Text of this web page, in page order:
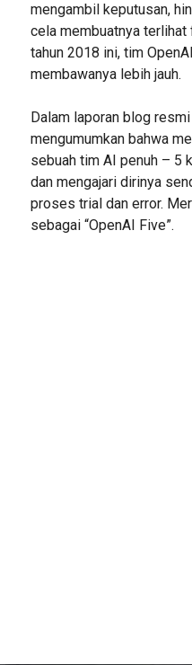
mengambil keputusan,
cela membuatnya
tahun 2018 ini, tim
membawanya lebih jauh.
Dalam laporan blog
mengumumkan bahwa
sebuah tim AI penuh – 5
dan mengajari dirinya
proses trial dan error.
sebagai “OpenAI Five”.